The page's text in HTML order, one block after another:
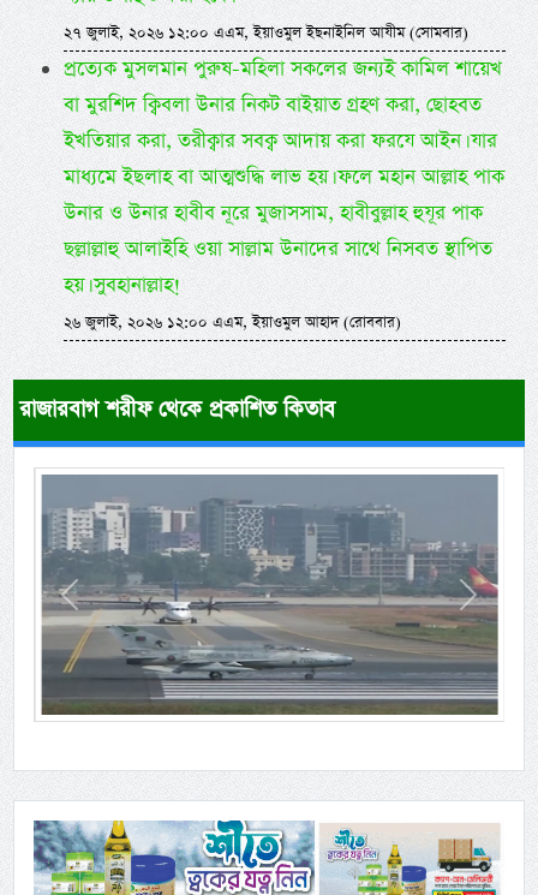
২৭ জুলাই, ২০২৬ ১২:০০ এএম, ইয়াওমুল ইছনাইনিল আযীম (সোমবার)
প্রত্যেক মুসলমান পুরুষ-মহিলা সকলের জন্যই কামিল শায়েখ
বা মুরশিদ ক্বিবলা উনার নিকট বাইয়াত গ্রহণ করা, ছোহবত
ইখতিয়ার করা, তরীক্বার সবক্ব আদায় করা ফরযে আইন। যার
মাধ্যমে ইছলাহ বা আত্মশুদ্ধি লাভ হয়। ফলে মহান আল্লাহ পাক
উনার ও উনার হাবীব নূরে মুজাসসাম, হাবীবুল্লাহ হুযূর পাক
ছল্লাল্লাহু আলাইহি ওয়া সাল্লাম উনাদের সাথে নিসবত স্থাপিত
হয়। সুবহানাল্লাহ!
২৬ জুলাই, ২০২৬ ১২:০০ এএম, ইয়াওমুল আহাদ (রোববার)
রাজারবাগ শরীফ থেকে প্রকাশিত কিতাব
Previous Next